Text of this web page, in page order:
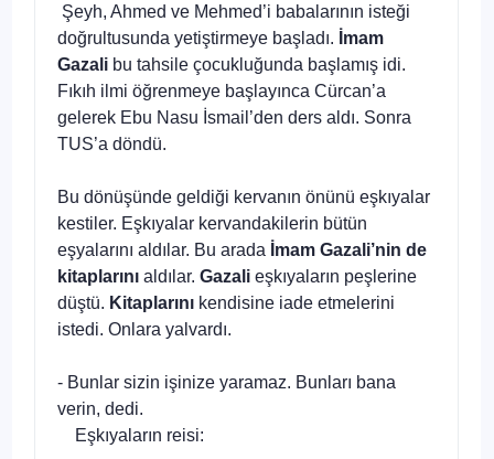
Şeyh, Ahmed ve Mehmed’i babalarının isteği
doğrultusunda yetiştirmeye başladı. İmam
Gazali bu tahsile çocukluğunda başlamış idi.
Fıkıh ilmi öğrenmeye başlayınca Cürcan’a
gelerek Ebu Nasu İsmail’den ders aldı. Sonra
TUS’a döndü.
Bu dönüşünde geldiği kervanın önünü eşkıyalar
kestiler. Eşkıyalar kervandakilerin bütün
eşyalarını aldılar. Bu arada İmam Gazali’nin de
kitaplarını aldılar. Gazali eşkıyaların peşlerine
düştü. Kitaplarını kendisine iade etmelerini
istedi. Onlara yalvardı.
- Bunlar sizin işinize yaramaz. Bunları bana
verin, dedi.
Eşkıyaların reisi: